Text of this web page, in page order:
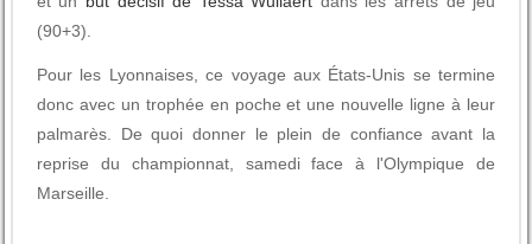
(90+3).
Pour les Lyonnaises, ce voyage aux États-Unis se termine
donc avec un trophée en poche et une nouvelle ligne à leur
palmarès. De quoi donner le plein de confiance avant la
reprise du championnat, samedi face à l'Olympique de
Marseille.